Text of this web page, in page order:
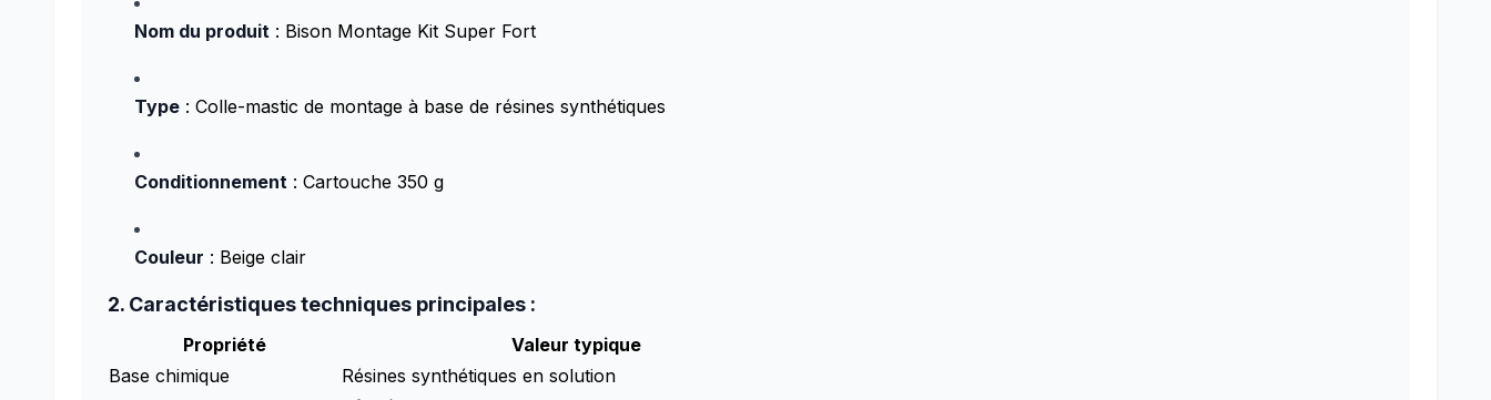
Nom du produit : Bison Montage Kit Super Fort
Type : Colle-mastic de montage à base de résines synthétiques
Conditionnement : Cartouche 350 g
Couleur : Beige clair
2. Caractéristiques techniques principales :
Propriété
Valeur typique
Base chimique
Résines synthétiques en solution